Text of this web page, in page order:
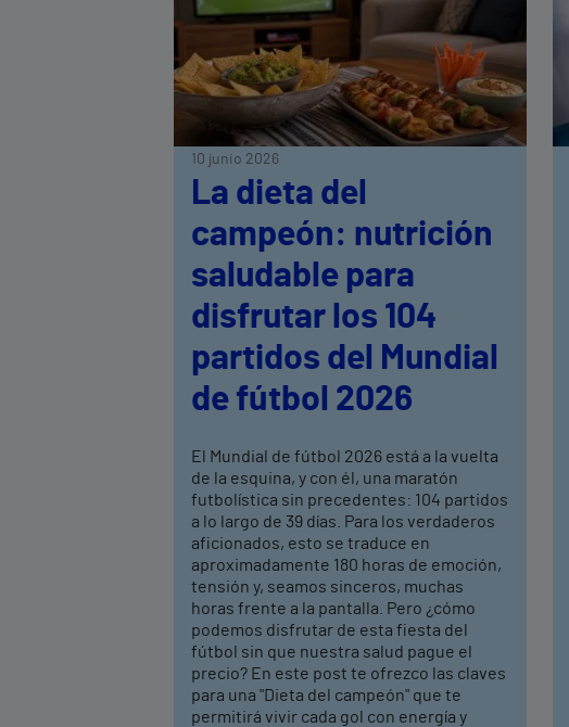
10 junio 2026
La dieta del
campeón: nutrición
saludable para
disfrutar los 104
partidos del Mundial
de fútbol 2026
El Mundial de fútbol 2026 está a la vuelta
de la esquina, y con él, una maratón
futbolística sin precedentes: 104 partidos
a lo largo de 39 días. Para los verdaderos
aficionados, esto se traduce en
aproximadamente 180 horas de emoción,
tensión y, seamos sinceros, muchas
horas frente a la pantalla. Pero ¿cómo
podemos disfrutar de esta fiesta del
fútbol sin que nuestra salud pague el
precio? En este post te ofrezco las claves
para una "Dieta del campeón" que te
permitirá vivir cada gol con energía y